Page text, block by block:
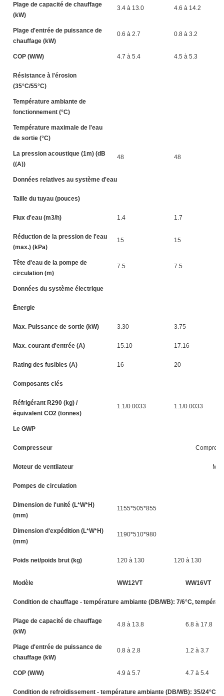
Plage de capacité de chauffage
(kW)
3.4 à 13.0 4.6 à 14.2
Plage d'entrée de puissance de
chauffage (kW)
0.6 à 2.7 0.8 à 3.2
COP (W/W) 4.7 à 5.4 4.5 à 5.3
Résistance à l'érosion
(35°C/55°C)
Température ambiante de
fonctionnement (°C)
Température maximale de l'eau
de sortie (°C)
La pression acoustique (1m) (dB
((A))
48 48
Données relatives au système d'eau
Taille du tuyau (pouces)
Flux d'eau (m3/h) 1.4 1.7
Réduction de la pression de l'eau
(max.) (kPa)
15 15
Tête d'eau de la pompe de
circulation (m)
7.5 7.5
Données du système électrique
Énergie
Max. Puissance de sortie (kW) 3.30 3.75
Max. courant d'entrée (A) 15.10 17.16
Rating des fusibles (A) 16 20
Composants clés
Réfrigérant R290 (kg) /
équivalent CO2 (tonnes)
1.1/0.0033 1.1/0.0033
Le GWP
Compresseur
Moteur de ventilateur
Pompes de circulation
Dimension de l'unité (L*W*H)
(mm)
1155*505*855
Dimension d'expédition (L*W*H)
(mm)
1190*510*980
Poids net/poids brut (kg) 120 à 130 120 à 130
Modèle WW12VT WW16VT
Condition de chauffage - température ambiante (DB/WB): 7/6°C,
Plage de capacité de chauffage
(kW)
4.8 à 13.8 6.8 à 17.8
Plage d'entrée de puissance de
chauffage (kW)
0.8 à 2.8 1.2 à 3.7
COP (W/W) 4.9 à 5.7 4.7 à 5.4
Condition de refroidissement - température ambiante (DB/WB): 35/24°C,